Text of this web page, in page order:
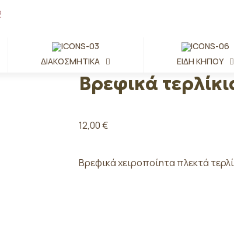
ΔΙΑΚΟΣΜΗΤΙΚΆ ΕΊΔΗ ΚΉΠΟΥ
Βρεφικά
12,00€
Βρεφικά χειροποίητα πλεκτά